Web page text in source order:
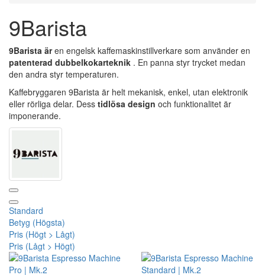
9Barista
9Barista ären engelsk kaffemaskinstillverkare som använder en
patenterad dubbelkokarteknik . En panna styr trycket medan
den andra styr temperaturen.
Kaffebryggaren 9Barista är helt mekanisk, enkel, utan elektronik
eller rörliga delar. Dess tidlösa design och funktionalitet är
imponerande.
Standard
Betyg (Högsta)
Pris (Högt > Lågt)
Pris (Lågt > Högt)